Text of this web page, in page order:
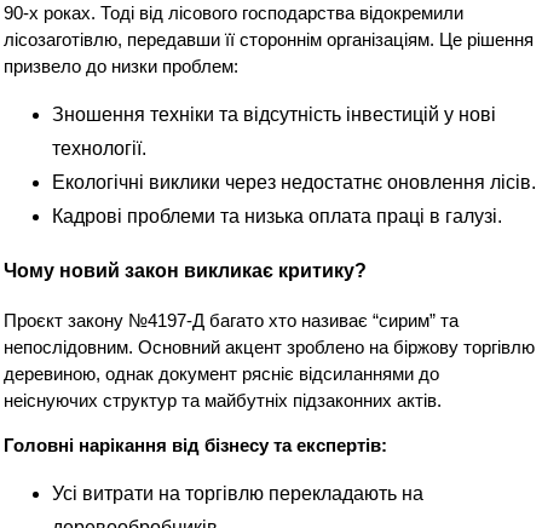
90-х роках. Тоді від лісового господарства відокремили
лісозаготівлю, передавши її стороннім організаціям. Це рішення
призвело до низки проблем:
Зношення техніки та відсутність інвестицій у нові
технології.
Екологічні виклики через недостатнє оновлення лісів.
Кадрові проблеми та низька оплата праці в галузі.
Чому новий закон викликає критику?
Проєкт закону №4197-Д багато хто називає “сирим” та
непослідовним. Основний акцент зроблено на біржову торгівлю
деревиною, однак документ рясніє відсиланнями до
неіснуючих структур та майбутніх підзаконних актів.
Головні нарікання від бізнесу та експертів:
Усі витрати на торгівлю перекладають на